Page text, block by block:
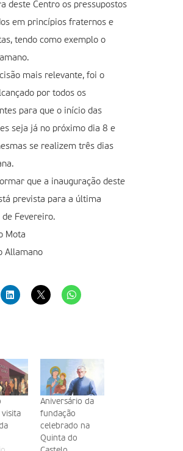
deste Centro os pressupostos
em princípios fraternos e
tendo como exemplo o
mais relevante, foi o
por todos os
para que o início das
seja já no próximo dia 8 e
se realizem três dias
que a inauguração deste
prevista para a última
de Fevereiro.
Mota
Allamano
Aniversário da
fundação
celebrado na
Quinta do